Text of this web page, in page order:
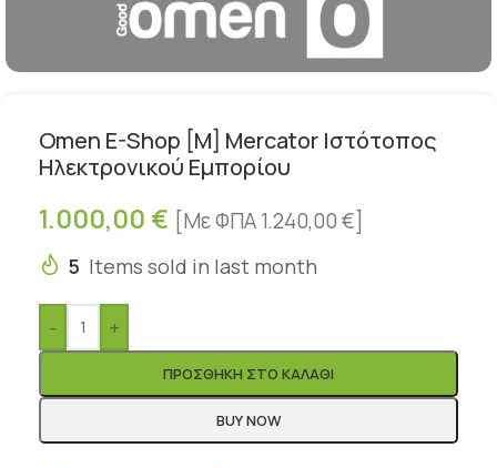
Omen E-Shop [M] Mercator Ιστότοπος
Ηλεκτρονικού Εμπορίου
1.000,00 € [Με ΦΠΑ1.240,00€]
5 Items sold in last month
- +
ΠΡΟΣΘΉΚΗ ΣΤΟ ΚΑΛΆΘΙ
BUY NOW